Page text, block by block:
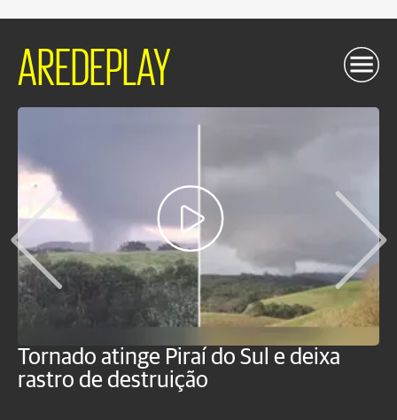
AREDEPLAY
Tornado atinge Piraí do Sul e deixa
rastro de destruição